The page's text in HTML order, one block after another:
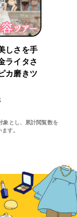
しさを手
ライタさ
カ磨きツ
象とし、累計閲覧数を
す。